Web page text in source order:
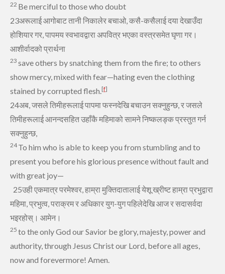
22 Be merciful to those who doubt
23अरूलाई आगोबाट तानी निकालेर बचाओ, कसै-कसैलाई दया देखाउँदा
होशियार गर, पापमय स्‍वभावद्वारा अपवित्र भएका वस्‍त्रसमेत घृणा गर।
आशीर्वादको प्रार्थना
23 save others by snatching them from the fire; to others
show mercy, mixed with fear—hating even the clothing
stained by corrupted flesh.[f]
24अब, जसले तिमीहरूलाई पापमा फस्‍नदेखि बचाउन सक्‍नुहुन्‍छ, र जसले
तिमीहरूलाई आनन्‍दसहित उहाँकै महिमाको सामने निष्‍कलङ्क प्रस्‍तुत गर्न
सक्‍नुहुन्‍छ,
24To him who is ableto keep you from stumbling and to
present you before his glorious presencewithout faultand
with great joy—
25उही एकमात्र परमेश्‍वर, हाम्रा मुक्तिदातालाई येशू ख्रीष्‍ट हाम्रा प्रभुद्वारा
महिमा, प्रभुत्‍व, पराक्रम र अधिकार युग-युग पहिलेदेखि आज र सदासर्वदा
भइरहोस्‌। आमेन।
25 to the only God our Savior be glory, majesty, power and
authority, through Jesus Christ our Lord, before all ages,
now and forevermore! Amen.